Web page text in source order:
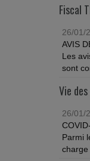
Fiscal
26/01/
AVIS
Les
sont
Vie
26/01/
Parmi
charge